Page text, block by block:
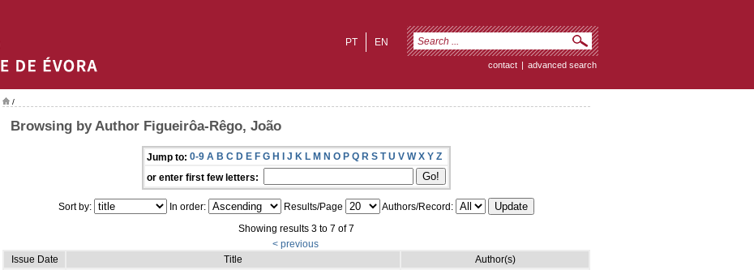
EN
PT
contact | advanced search
/
Browsing by Author Figueirôa-Rêgo, João
Jump to: 0-9 A B C D E F G H I J K L M N O P Q R S T U V W X Y Z
or enter first few letters:
Sort by: In order: Results/Page
Authors/Record:
Showing results 3 to 7 of 7
< previous
Issue Date
Title
Author(s)